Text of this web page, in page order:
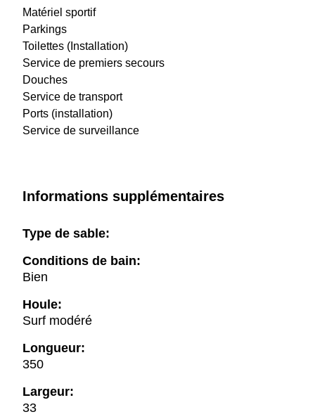
Matériel sportif
Parkings
Toilettes (Installation)
Service de premiers secours
Douches
Service de transport
Ports (installation)
Service de surveillance
Informations supplémentaires
Type de sable:
Conditions de bain:
Bien
Houle:
Surf modéré
Longueur:
350
Largeur:
33